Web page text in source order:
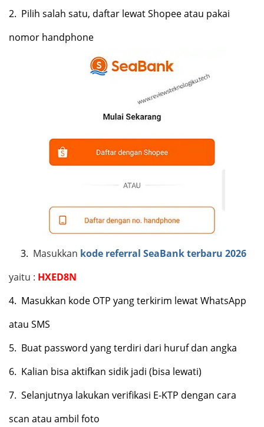
2. Pilih salah satu, daftar lewat Shopee atau pakai
nomor handphone
3. Masukkan kode referral SeaBank terbaru 2026
yaitu : HXED8N
4. Masukkan kode OTP yang terkirim lewat WhatsApp
atau SMS
5. Buat password yang terdiri dari huruf dan angka
6. Kalian bisa aktifkan sidik jadi (bisa lewati)
7. Selanjutnya lakukan verifikasi E-KTP dengan cara
scan atau ambil foto